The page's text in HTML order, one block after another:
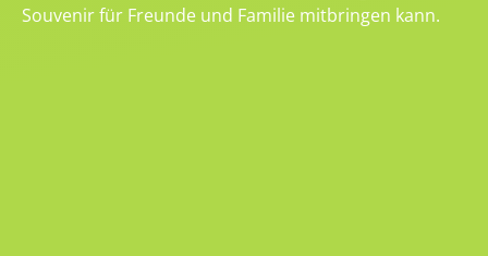
Souvenir für Freunde und Familie mitbringen kann.